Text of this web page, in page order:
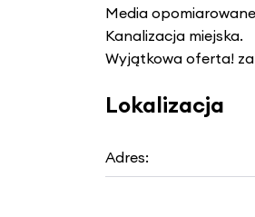
Media opomiarowane
Kanalizacja miejska.
Wyjątkowa oferta!
Lokalizacja
Adres: